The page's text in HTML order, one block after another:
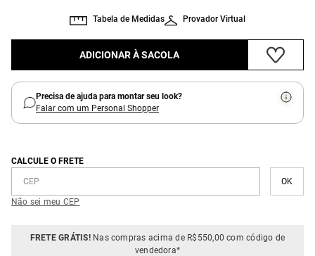
Provador Virtual
Tabela de Medidas
ADICIONAR À SACOLA
Precisa de ajuda para montar seu look?
Falar com um Personal Shopper
CALCULE O FRETE
Não sei meu CEP
FRETE GRÁTIS!Nas compras acima de R$550,00 com código de
vendedora*